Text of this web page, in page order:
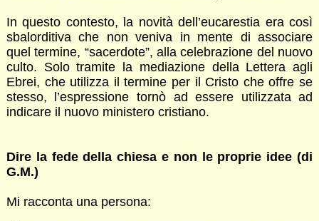
In questo contesto, la novità dell’eucarestia era così
sbalorditiva che non veniva in mente di associare
quel termine, “sacerdote”, alla celebrazione del nuovo
culto. Solo tramite la mediazione della Lettera agli
Ebrei, che utilizza il termine per il Cristo che offre se
stesso, l’espressione tornò ad essere utilizzata ad
indicare il nuovo ministero cristiano.
Dire la fede della chiesa e non le proprie idee (di
G.M.)
Mi racconta una persona: